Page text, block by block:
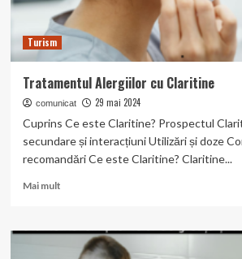
Turism
Tratamentul Alergiilor cu Claritine
comunicat 29 mai 2024
Cuprins Ce este Claritine? Prospectul
secundare și interacțiuni Utilizări și doze
recomandări Ce este Claritine? Claritine...
Mai multRead
Tratamentul
Alergiilor